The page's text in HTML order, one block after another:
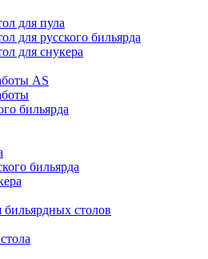
для пула
для русского бильярда
для снукера
AS
бильярда
бильярда
столов